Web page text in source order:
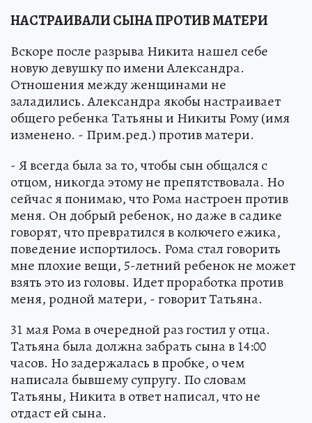
НАСТРАИВАЛИ СЫНА ПРОТИВ МАТЕРИ
Вскоре после разрыва Никита нашел себе
новую девушку по имени Александра.
Отношения между женщинами не
заладились. Александра якобы настраивает
общего ребенка Татьяны и Никиты Рому (имя
изменено. - Прим.ред.) против матери.
- Я всегда была за то, чтобы сын общался с
отцом, никогда этому не препятствовала. Но
сейчас я понимаю, что Рома настроен против
меня. Он добрый ребенок, но даже в садике
говорят, что превратился в колючего ежика,
поведение испортилось. Рома стал говорить
мне плохие вещи, 5-летний ребенок не может
взять это из головы. Идет проработка против
меня, родной матери, - говорит Татьяна.
31 мая Рома в очередной раз гостил у отца.
Татьяна была должна забрать сына в 14:00
часов. Но задержалась в пробке, о чем
написала бывшему супругу. По словам
Татьяны, Никита в ответ написал, что не
отдаст ей сына.